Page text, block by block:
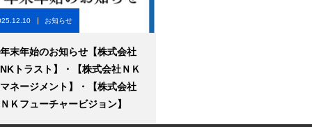
お知らせ
年末年始のお知らせ【株式会社
NKトラスト】・【株式会社ＮＫ
マネージメント】・【株式会社
ＮＫフューチャービジョン】